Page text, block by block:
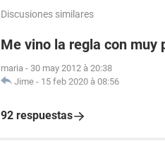
Discusiones similares
Me vino la regla con muy
maria - 30 may 2012 à 20:38
Jime - 15 feb 2020 à 08:56
92 respuestas